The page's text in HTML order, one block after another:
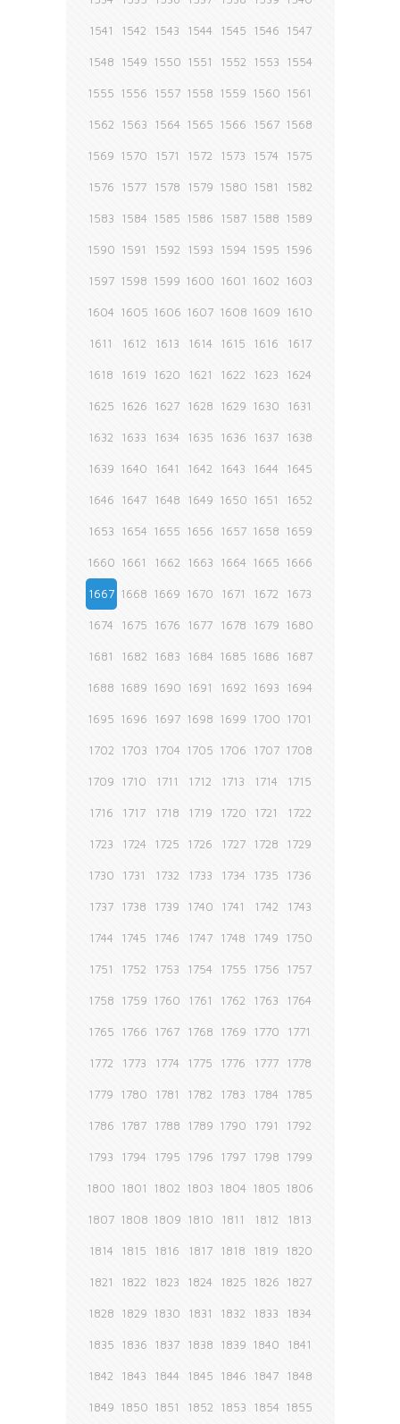
1541 1542 1543 1544 1545 1546 1547
1548 1549 1550 1551 1552 1553 1554
1555 1556 1557 1558 1559 1560 1561
1562 1563 1564 1565 1566 1567 1568
1569 1570 1571 1572 1573 1574 1575
1576 1577 1578 1579 1580 1581 1582
1583 1584 1585 1586 1587 1588 1589
1590 1591 1592 1593 1594 1595 1596
1597 1598 1599 1600 1601 1602 1603
1604 1605 1606 1607 1608 1609 1610
1611 1612 1613 1614 1615 1616 1617
1618 1619 1620 1621 1622 1623 1624
1625 1626 1627 1628 1629 1630 1631
1632 1633 1634 1635 1636 1637 1638
1639 1640 1641 1642 1643 1644 1645
1646 1647 1648 1649 1650 1651 1652
1653 1654 1655 1656 1657 1658 1659
1660 1661 1662 1663 1664 1665 1666
1667 1668 1669 1670 1671 1672 1673
1674 1675 1676 1677 1678 1679 1680
1681 1682 1683 1684 1685 1686 1687
1688 1689 1690 1691 1692 1693 1694
1695 1696 1697 1698 1699 1700 1701
1702 1703 1704 1705 1706 1707 1708
1709 1710 1711 1712 1713 1714 1715
1716 1717 1718 1719 1720 1721 1722
1723 1724 1725 1726 1727 1728 1729
1730 1731 1732 1733 1734 1735 1736
1737 1738 1739 1740 1741 1742 1743
1744 1745 1746 1747 1748 1749 1750
1751 1752 1753 1754 1755 1756 1757
1758 1759 1760 1761 1762 1763 1764
1765 1766 1767 1768 1769 1770 1771
1772 1773 1774 1775 1776 1777 1778
1779 1780 1781 1782 1783 1784 1785
1786 1787 1788 1789 1790 1791 1792
1793 1794 1795 1796 1797 1798 1799
1800 1801 1802 1803 1804 1805 1806
1807 1808 1809 1810 1811 1812 1813
1814 1815 1816 1817 1818 1819 1820
1821 1822 1823 1824 1825 1826 1827
1828 1829 1830 1831 1832 1833 1834
1835 1836 1837 1838 1839 1840 1841
1842 1843 1844 1845 1846 1847 1848
1849 1850 1851 1852 1853 1854 1855